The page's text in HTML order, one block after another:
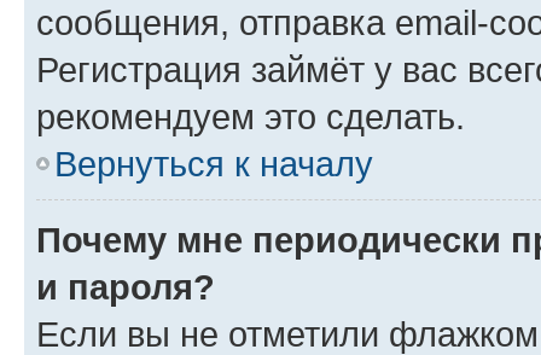
сообщения, отправка email-
Регистрация займёт у вас
рекомендуем это сделать.
Вернуться к началу
Почему мне периодически
и пароля?
Если вы не отметили